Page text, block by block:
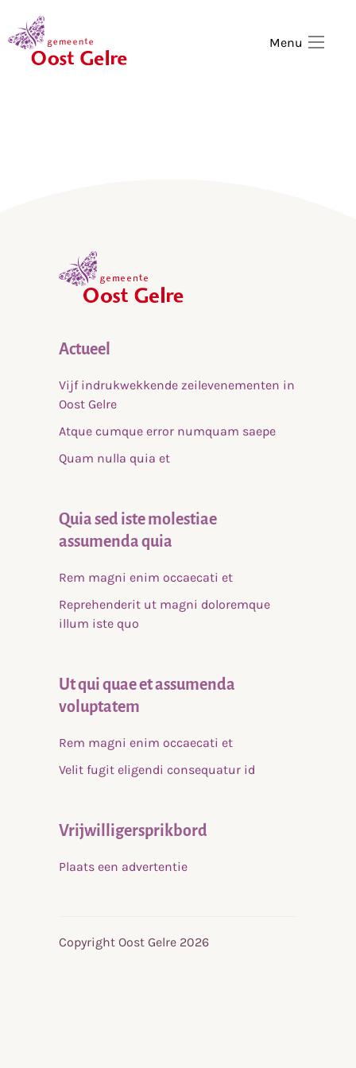
Menu
Actueel
Vijf indrukwekkende zeilevenementen in
Oost Gelre
Atque cumque error numquam saepe
Quam nulla quia et
Quia sed iste molestiae
assumenda quia
Rem magni enim occaecati et
Reprehenderit ut magni doloremque
illum iste quo
Ut qui quae et assumenda
voluptatem
Rem magni enim occaecati et
Velit fugit eligendi consequatur id
Vrijwilligersprikbord
Plaats een advertentie
Copyright Oost Gelre 2026